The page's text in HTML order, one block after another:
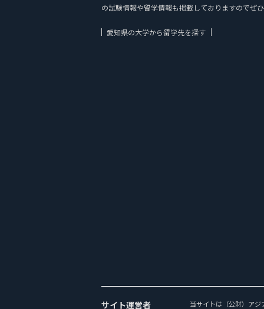
の試験情報や留学情報も掲載しておりますのでぜひ
愛知県の大学から留学先を探す
サイト運営者 当サイトは（公財）アジ